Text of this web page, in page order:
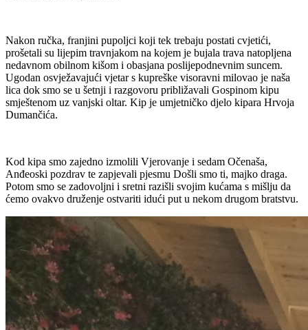
Nakon ručka, franjini pupoljci koji tek trebaju postati cvjetići,
prošetali su lijepim travnjakom na kojem je bujala trava natopljena
nedavnom obilnom kišom i obasjana poslijepodnevnim suncem.
Ugodan osvježavajući vjetar s kupreške visoravni milovao je naša
lica dok smo se u šetnji i razgovoru približavali Gospinom kipu
smještenom uz vanjski oltar. Kip je umjetničko djelo kipara Hrvoja
Dumančića.
Kod kipa smo zajedno izmolili Vjerovanje i sedam Očenaša,
Anđeoski pozdrav te zapjevali pjesmu Došli smo ti, majko draga.
Potom smo se zadovoljni i sretni razišli svojim kućama s mišlju da
ćemo ovakvo druženje ostvariti idući put u nekom drugom bratstvu.